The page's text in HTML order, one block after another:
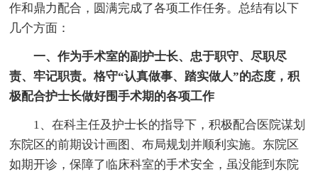
作和鼎力配合，圆满完成了各项工作任务。总结有以下
几个方面：
一、作为手术室的副护士长、忠于职守、尽职尽
责、牢记职责。格守“认真做事、踏实做人”的态度，积
极配合护士长做好围手术期的各项工作
1、在科主任及护士长的指导下，积极配合医院谋划
东院区的前期设计画图、布局规划并顺利实施。东院区
如期开诊，保障了临床科室的手术安全，虽没能到东院